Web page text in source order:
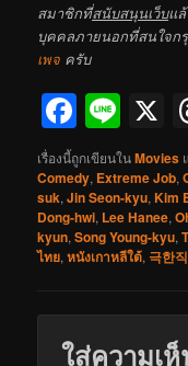
สมาชิกที่สนับสนุนเว็บแ
บุคคลภายนอกที่สนใจก
เพจ ครับ
Line
X
เรื่องนี้ถูกเขียนในMovies
Comedy, Extreme Job,
suk,Jin Seon-kyu,Kim
Dong-hwi, Lee Hanee,
kyun,Song Young-kyu,
ไทย,หนังเกาหลีใต้, 극한
ใส่ความเ